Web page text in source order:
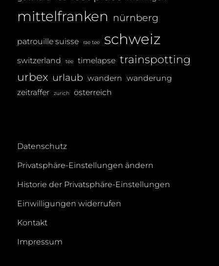
mittelfranken nürnberg
patrouille suisse rae tee schweiz
switzerland tee timelapse trainspotting
urbex urlaub wandern wanderung
zeitraffer
zurich österreich
Datenschutz
Privatsphäre-Einstellungen ändern
Historie der Privatsphäre-Einstellungen
Einwilligungen widerrufen
Kontakt
Impressum